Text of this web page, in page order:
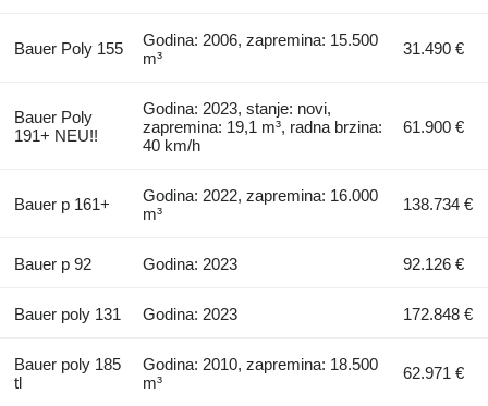
Bauer Poly 155
Godina: 2006, zapremina: 15.500
m³
31.490 €
Bauer Poly
191+ NEU!!
Godina: 2023, stanje: novi,
zapremina: 19,1 m³, radna brzina:
40 km/h
61.900 €
Bauer p 161+
Godina: 2022, zapremina: 16.000
m³
138.734 €
Bauer p 92 Godina: 2023 92.126 €
Bauer poly 131 Godina: 2023 172.848 €
Bauer poly 185
tl
Godina: 2010, zapremina: 18.500
m³
62.971 €